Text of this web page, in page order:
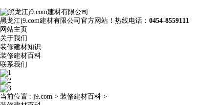
黑龙江j9.com建材有限公司官方网站！热线电话： 0454-8559111
网站主页
关于我们
装修建材知识
装修建材百科
联系我们
当前位置 : j9.com > 装修建材百科 >